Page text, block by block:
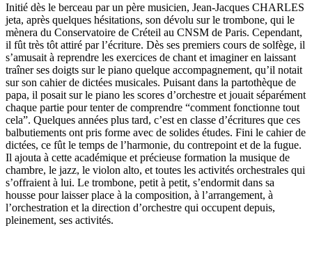
Initié dès le berceau par un père musicien, Jean-Jacques CHARLES
jeta, après quelques hésitations, son dévolu sur le trombone, qui le
mènera du Conservatoire de Créteil au CNSM de Paris. Cependant,
il fût très tôt attiré par l’écriture. Dès ses premiers cours de solfège, il
s’amusait à reprendre les exercices de chant et imaginer en laissant
traîner ses doigts sur le piano quelque accompagnement, qu’il notait
sur son cahier de dictées musicales. Puisant dans la partothèque de
papa, il posait sur le piano les scores d’orchestre et jouait séparément
chaque partie pour tenter de comprendre “comment fonctionne tout
cela”. Quelques années plus tard, c’est en classe d’écritures que ces
balbutiements ont pris forme avec de solides études. Fini le cahier de
dictées, ce fût le temps de l’harmonie, du contrepoint et de la fugue.
Il ajouta à cette académique et précieuse formation la musique de
chambre, le jazz, le violon alto, et toutes les activités orchestrales qui
s’offraient à lui. Le trombone, petit à petit, s’endormit dans sa
housse pour laisser place à la composition, à l’arrangement, à
l’orchestration et la direction d’orchestre qui occupent depuis,
pleinement, ses activités.